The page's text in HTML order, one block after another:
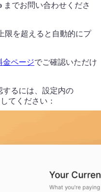
までお問い合わせくださ
限を超えると自動的にプ
金ページでご確認いただけ
するには、設定内の
てください：